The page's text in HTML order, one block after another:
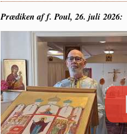
Præ­di­ken af f. Poul, 26. juli 2026: